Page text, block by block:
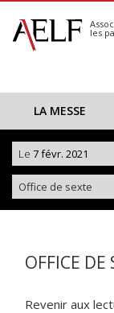
S'abonner
Calendrier
les
LA MESSE
Le 7 févr. 2021
Office de sexte
OFFICE DE
Revenir aux